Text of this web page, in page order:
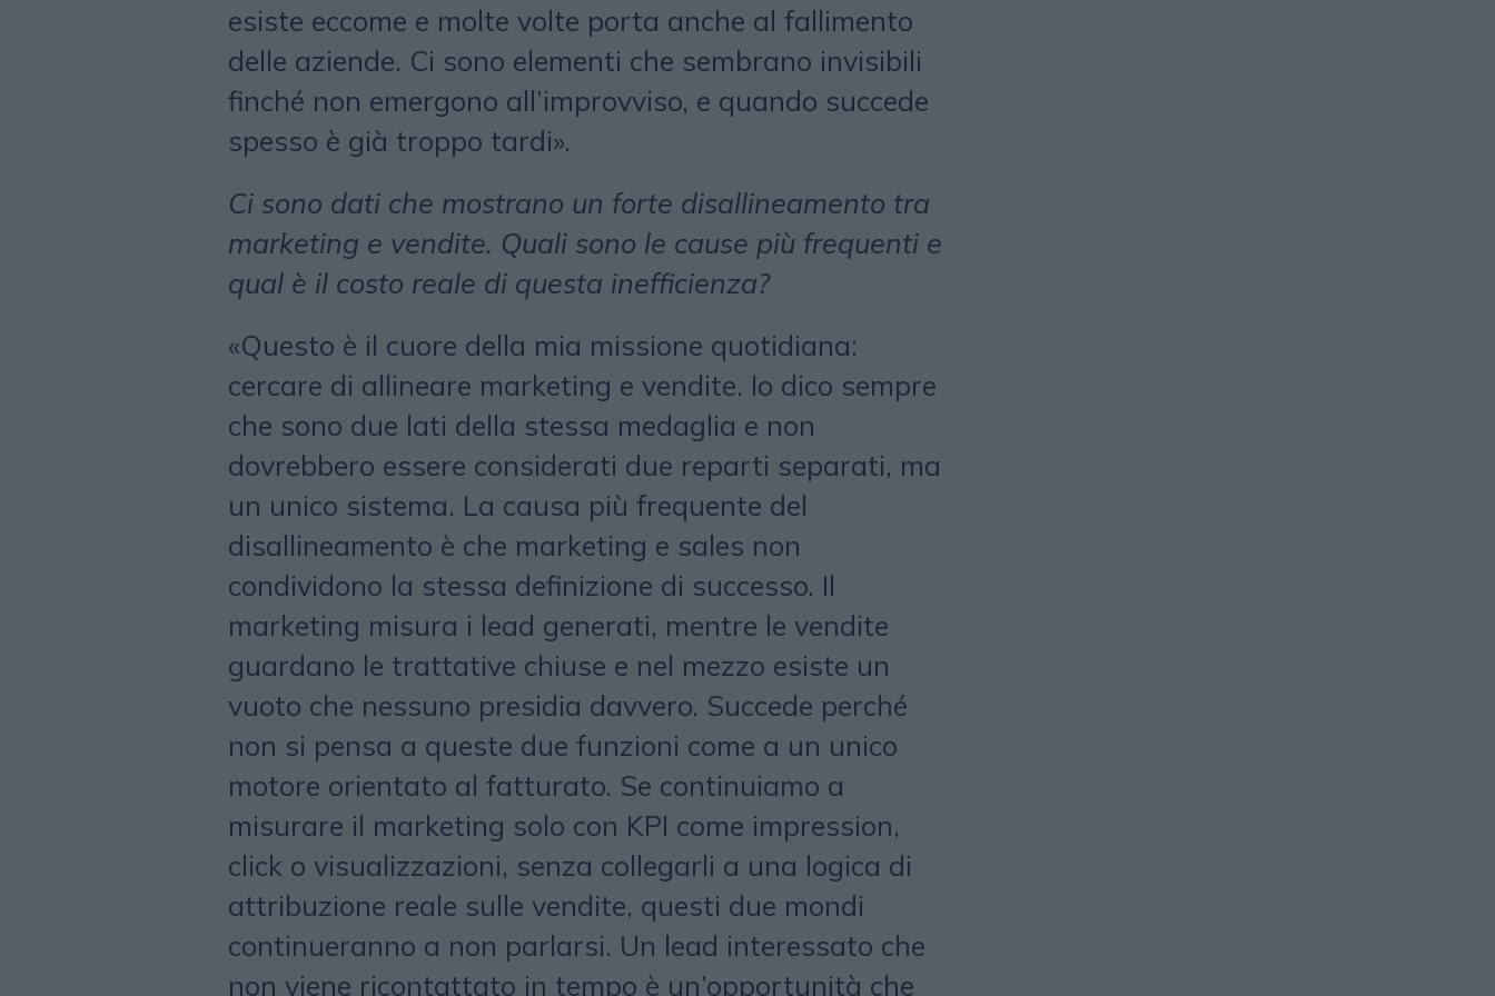
esiste eccome e molte volte porta anche al fallimento
delle aziende. Ci sono elementi che sembrano invisibili
finché non emergono all’improvviso, e quando succede
spesso è già troppo tardi».
Ci sono dati che mostrano un forte disallineamento tra
marketing e vendite. Quali sono le cause più frequenti e
qual è il costo reale di questa inefficienza?
«Questo è il cuore della mia missione quotidiana:
cercare di allineare marketing e vendite. Io dico sempre
che sono due lati della stessa medaglia e non
dovrebbero essere considerati due reparti separati, ma
un unico sistema. La causa più frequente del
disallineamento è che marketing e sales non
condividono la stessa definizione di successo. Il
marketing misura i lead generati, mentre le vendite
guardano le trattative chiuse e nel mezzo esiste un
vuoto che nessuno presidia davvero. Succede perché
non si pensa a queste due funzioni come a un unico
motore orientato al fatturato. Se continuiamo a
misurare il marketing solo con KPI come impression,
click o visualizzazioni, senza collegarli a una logica di
attribuzione reale sulle vendite, questi due mondi
continueranno a non parlarsi. Un lead interessato che
non viene ricontattato in tempo è un’opportunità che